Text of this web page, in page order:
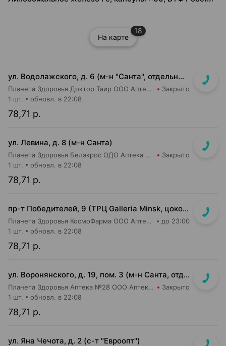
На карте
18
ул. Водолажского, д. 6 (м-н "Санта", отдельный вход с улицы)
Планета Здоровья Доктор Таир ООО Аптека №17 Закрыто
78,71 р.
1 шт. обновл. в 22:08
ул. Левина, д. 8 (м-н Санта)
Планета Здоровья Белэкрос ОДО Аптека №5 Закрыто
78,71 р.
1 шт. обновл. в 22:08
пр-т Победителей, 9 (ТРЦ Galleria Minsk, цокольный (-1) этаж)
Планета Здоровья КосмоФарма ООО Аптека №24 до 23:00
78,71 р.
1 шт. обновл. в 22:08
ул. Воронянского, д. 19, пом. 3 (м-н Санта, отдельный вход)
Планета Здоровья Аптека №28 ООО Аптека №9 Закрыто
78,71 р.
1 шт. обновл. в 22:08
ул. Яна Чечота, д. 2 (с-т "Евроопт")